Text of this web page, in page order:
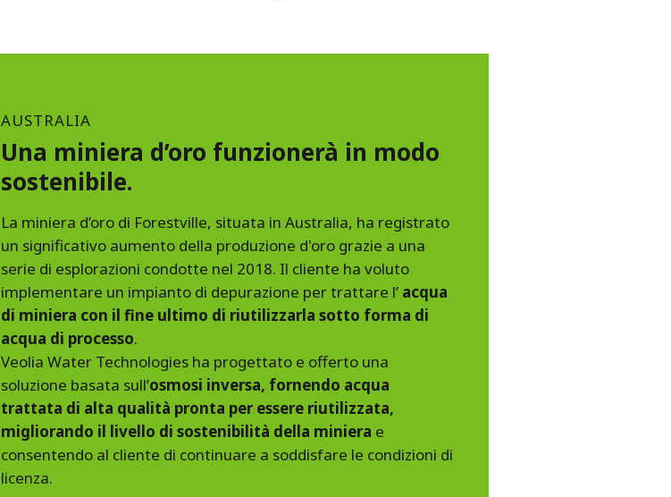
AUSTRALIA
Una miniera d’oro funzionerà in modo
sostenibile.
La miniera d’oro di Forestville, situata in Australia, ha registrato
un significativo aumento della produzione d'oro grazie a una
serie di esplorazioni condotte nel 2018. Il cliente ha voluto
implementare un impianto di depurazione per trattare l’ acqua
di miniera con il fine ultimo di riutilizzarla sotto forma di
acqua di processo.
Veolia Water Technologies ha progettato e offerto una
soluzione basata sull’osmosi inversa, fornendo acqua
trattata di alta qualità pronta per essere riutilizzata,
migliorando il livello di sostenibilità della miniera e
consentendo al cliente di continuare a soddisfare le condizioni di
licenza.